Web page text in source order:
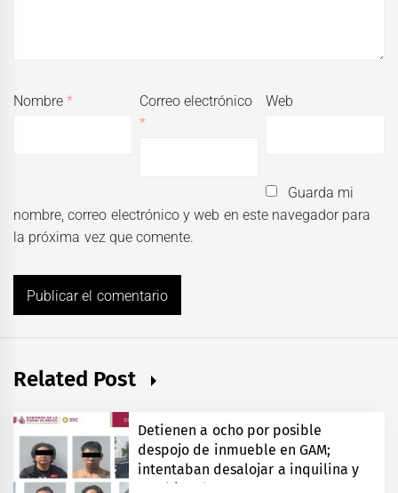
Nombre*
Correo electrónico
*
Web
Guarda mi
nombre, correo electrónico y web en este navegador para
la próxima vez que comente.
Related Post
Detienen a ocho por posible
despojo de inmueble en GAM;
intentaban desalojar a inquilina y